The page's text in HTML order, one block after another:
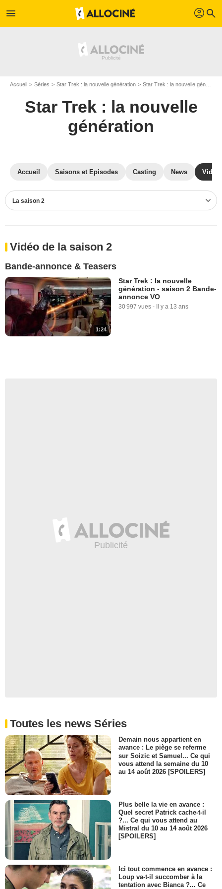
menu profil search
Accueil Séries Star Trek : la nouvelle génération Star Trek : la nouvelle génération S02
Star Trek : la nouvelle
génération
Accueil Saisons et Episodes Casting News
La saison 2
Vidéo de la saison 2
Bande-annonce & Teasers
1:24
Star Trek : la nouvelle
génération - saison 2 Bande-
annonce VO
30 997 vues - Il y a 13 ans
Toutes les news Séries
Demain nous appartient en
avance : Le piège se referme
sur Soizic et Samuel... Ce qui
vous attend la semaine du 10
au 14 août 2026 [SPOILERS]
Plus belle la vie en avance :
Quel secret Patrick cache-t-il
?... Ce qui vous attend au
Mistral du 10 au 14 août 2026
[SPOILERS]
Ici tout commence en avance :
Loup va-t-il succomber à la
tentation avec Bianca ?... Ce